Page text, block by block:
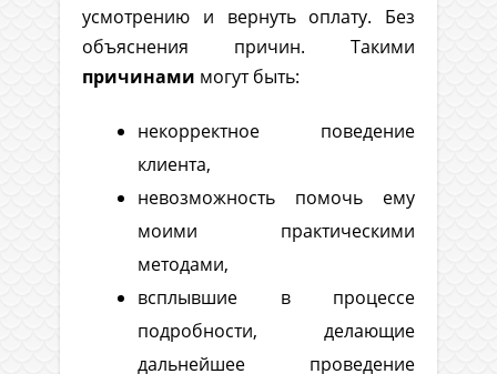
усмотрению и вернуть оплату. Без
объяснения причин. Такими
причинами могут быть:
некорректное поведение
клиента,
невозможность помочь ему
моими практическими
методами,
всплывшие в процессе
подробности, делающие
дальнейшее проведение